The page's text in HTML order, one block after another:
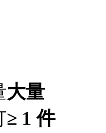
大量
≥ 1 件